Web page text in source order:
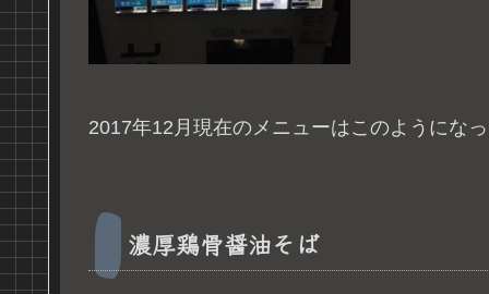
2017年12月現在のメニューはこのようにな
濃厚鶏骨醤油そば